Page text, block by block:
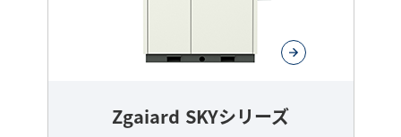
Zgaiard SKYシリーズ